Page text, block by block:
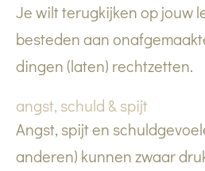
Je wilt terugkijken op jouw
besteden aan
dingen (laten) rechtzetten.
angst, schuld & spijt
Angst, spijt en
anderen) kunnen zwaar